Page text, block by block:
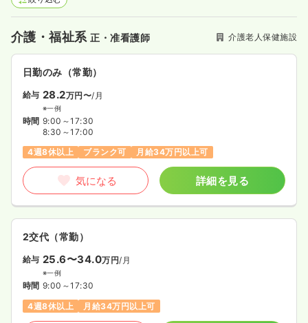
介護・福祉系正・准看護師 介護老人保健施設
日勤のみ（常勤）
給与 28.2万円〜/月
※一例
時間 9:00～17:30
8:30～17:00
4週8休以上
ブランク可 月給34万円以上可
気になる 詳細を見る
2交代（常勤）
給与 25.6〜34.0万円/月
※一例
時間 9:00～17:30
4週8休以上
月給34万円以上可